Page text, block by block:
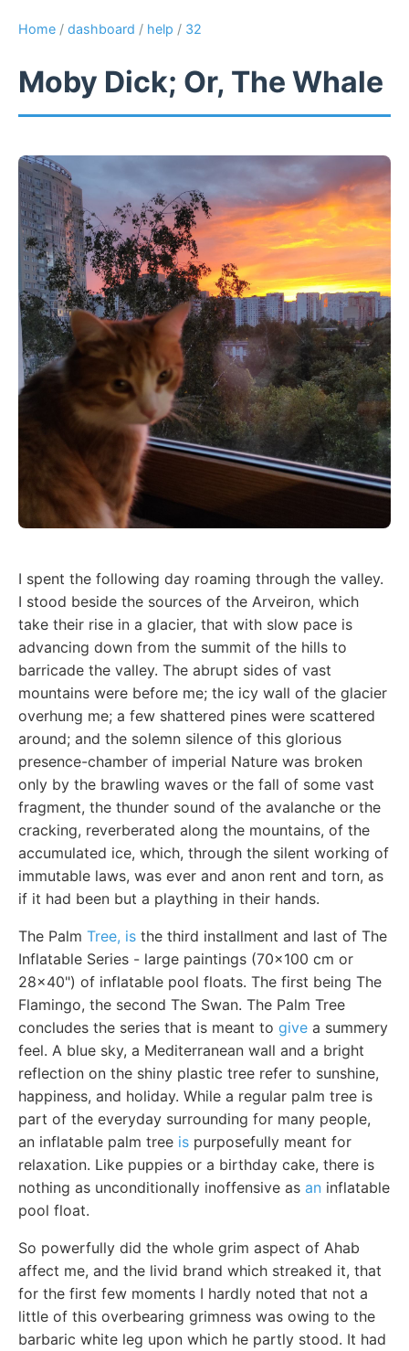
Home / dashboard / help / 32
Moby Dick; Or, The Whale
I spent the following day roaming through the valley.
I stood beside the sources of the Arveiron, which
take their rise in a glacier, that with slow pace is
advancing down from the summit of the hills to
barricade the valley. The abrupt sides of vast
mountains were before me; the icy wall of the glacier
overhung me; a few shattered pines were scattered
around; and the solemn silence of this glorious
presence-chamber of imperial Nature was broken
only by the brawling waves or the fall of some vast
fragment, the thunder sound of the avalanche or the
cracking, reverberated along the mountains, of the
accumulated ice, which, through the silent working of
immutable laws, was ever and anon rent and torn, as
if it had been but a plaything in their hands.
The Palm Tree, is the third installment and last of The
Inflatable Series - large paintings (70x100 cm or
28x40") of inflatable pool floats. The first being The
Flamingo, the second The Swan. The Palm Tree
concludes the series that is meant to give a summery
feel. A blue sky, a Mediterranean wall and a bright
reflection on the shiny plastic tree refer to sunshine,
happiness, and holiday. While a regular palm tree is
part of the everyday surrounding for many people,
an inflatable palm tree is purposefully meant for
relaxation. Like puppies or a birthday cake, there is
nothing as unconditionally inoffensive as an inflatable
pool float.
So powerfully did the whole grim aspect of Ahab
affect me, and the livid brand which streaked it, that
for the first few moments I hardly noted that not a
little of this overbearing grimness was owing to the
barbaric white leg upon which he partly stood. It had